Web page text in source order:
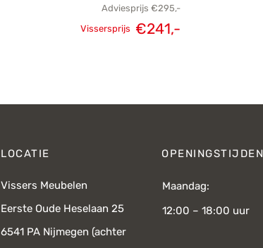
Adviesprijs €295,-
Vissersprijs €241,-
LOCATIE
Vissers Meubelen
Eerste Oude Heselaan 25
6541 PA Nijmegen (achter
OPENINGSTIJDEN
Maandag:
12:00 – 18:00 uur